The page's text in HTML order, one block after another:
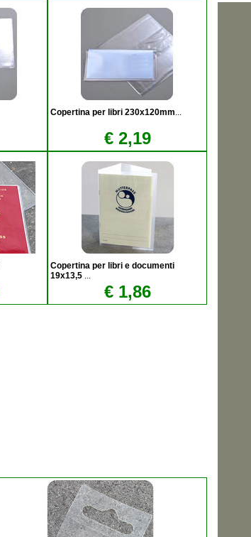
Copertina per libri 230x120mm...
€ 2,19
Copertina per libri e documenti
19x13,5 ...
€ 1,86